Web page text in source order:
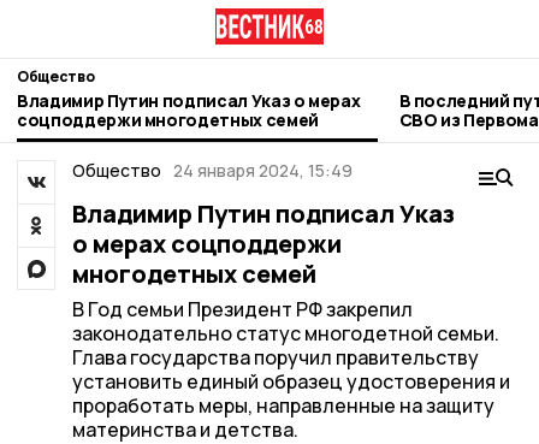
Общество
Владимир Путин подписал Указ о мерах
соцподдержи многодетных семей
В последний
СВО из
Общество 24 января 2024, 15:49
Владимир Путин подписал Указ
о мерах соцподдержи
многодетных семей
В Год семьи Президент РФ закрепил
законодательно статус многодетной семьи.
Глава государства поручил правительству
установить единый образец удостоверения и
проработать меры, направленные на защиту
материнства и детства.